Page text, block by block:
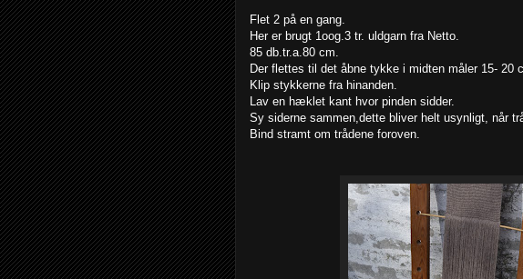
Flet 2 på en gang.
Her er brugt 1oog.3 tr. uldgarn fra Netto.
85 db.tr.a.80 cm.
Der flettes til det åbne tykke i midten måler 15- 20
Klip stykkerne fra hinanden.
Lav en hæklet kant hvor pinden sidder.
Sy siderne sammen,dette bliver helt usynligt, når
Bind stramt om trådene foroven.